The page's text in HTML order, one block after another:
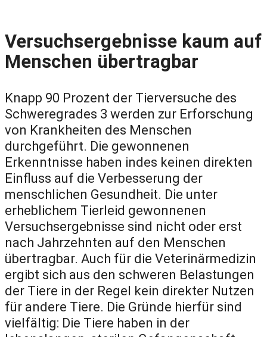
Versuchsergebnisse kaum auf
Menschen übertragbar
Knapp 90 Prozent der Tierversuche des
Schweregrades 3 werden zur Erforschung
von Krankheiten des Menschen
durchgeführt. Die gewonnenen
Erkenntnisse haben indes keinen direkten
Einfluss auf die Verbesserung der
menschlichen Gesundheit. Die unter
erheblichem Tierleid gewonnenen
Versuchsergebnisse sind nicht oder erst
nach Jahrzehnten auf den Menschen
übertragbar. Auch für die Veterinärmedizin
ergibt sich aus den schweren Belastungen
der Tiere in der Regel kein direkter Nutzen
für andere Tiere. Die Gründe hierfür sind
vielfältig: Die Tiere haben in der